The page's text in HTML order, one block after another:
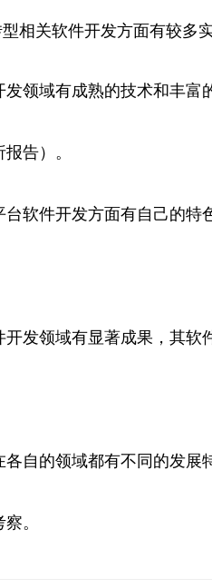
相关软件开发方面有较多
领域有成熟的技术和丰富
告）。
软件开发方面有自己的特
发领域有显著成果，其软
自的领域都有不同的发展
。